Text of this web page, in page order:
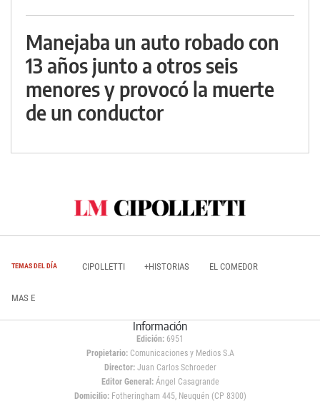
Manejaba un auto robado con
13 años junto a otros seis
menores y provocó la muerte
de un conductor
TEMAS DEL DÍA CIPOLLETTI +HISTORIAS EL COMEDOR
MAS E
Información
Edición: 6951
Propietario:Comunicaciones y Medios S.A
Director: Juan Carlos Schroeder
Editor General:Ángel Casagrande
Domicilio:Fotheringham 445, Neuquén (CP 8300)